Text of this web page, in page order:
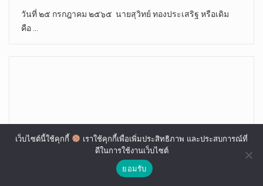
วันที่ ๒๕ กรกฎาคม ๒๕๖๕ นายสุวิทย์ ทองประเสริฐ หรือเดิม
คือ …
เว็บไซต์นี้ใช้คุกกี้
เราใช้คุกกี้เพื่อเพิ่มประสิทธิภาพ และประสบการณ์ที่
ดีในการใช้งานเว็บไซต์
ยอมรับ